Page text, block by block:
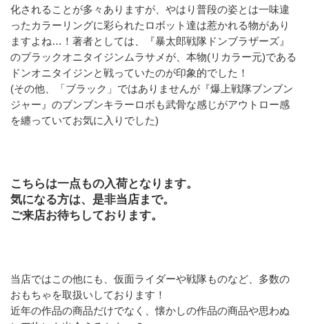
化されることが多々ありますが、やはり普段の姿とは一味違
ったカラーリングに彩られたロボット達は惹かれる物があり
ますよね…！著者としては、『暴太郎戦隊ドンブラザーズ』
のブラックオニタイジンムラサメが、本物(リカラー元)である
ドンオニタイジンと戦っていたのが印象的でした！
(その他、「ブラック」ではありませんが『爆上戦隊ブンブン
ジャー』のブンブンキラーロボも武骨な感じがアウトロー感
を纏っていてお気に入りでした)
こちらは一点もの入荷となります。
気になる方は、是非当店まで。
ご来店お待ちしております。
当店ではこの他にも、仮面ライダーや戦隊ものなど、多数の
おもちゃを取扱いしております！
近年の作品の商品だけでなく、懐かしの作品の商品や思わぬ